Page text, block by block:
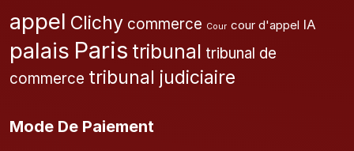
appel Clichy commerce Cour cour d'appel IA
palais Paris tribunal tribunal de
commerce tribunal judiciaire
Mode De Paiement